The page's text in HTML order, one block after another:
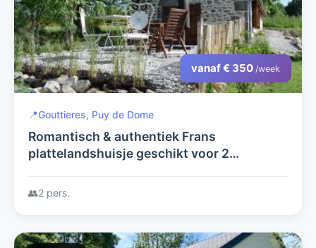
vanaf € 350 /week
📍Gouttieres, Puy de Dome
Romantisch & authentiek Frans
plattelandshuisje geschikt voor 2
👥2 pers.